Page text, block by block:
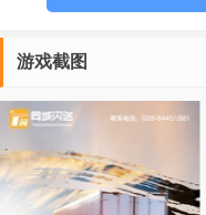
游戏截图